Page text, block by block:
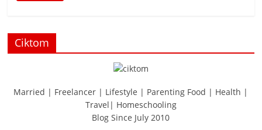
Ciktom
Married | Freelancer | Lifestyle | Parenting Food | Health |
Travel| Homeschooling
Blog Since July 2010